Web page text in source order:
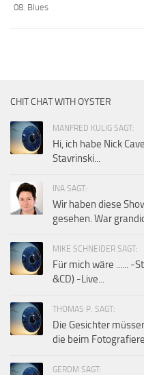
08. Blues
CHIT CHAT WITH OYSTER
MANFRED KULIG SAGT:
Hi, ich habe Nick
Stavrinski...
INA SAGT:
Wir haben diese
gesehen. War
MIKE SCHNEIDER SAGT:
Für mich wäre ...... -
&CD) -Live...
THOMAS P. SAGT:
Die Gesichter
die beim
GERDM SAGT: